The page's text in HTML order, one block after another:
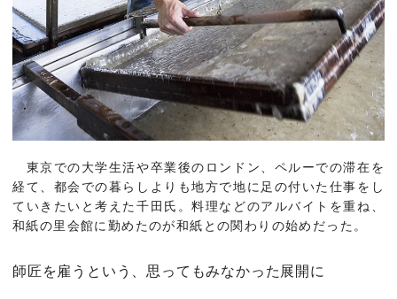
東京での大学生活や卒業後のロンドン、ペルーでの滞在を
経て、都会での暮らしよりも地方で地に足の付いた仕事をし
ていきたいと考えた千田氏。料理などのアルバイトを重ね、
和紙の里会館に勤めたのが和紙との関わりの始めだった。
師匠を雇うという、思ってもみなかった展開に